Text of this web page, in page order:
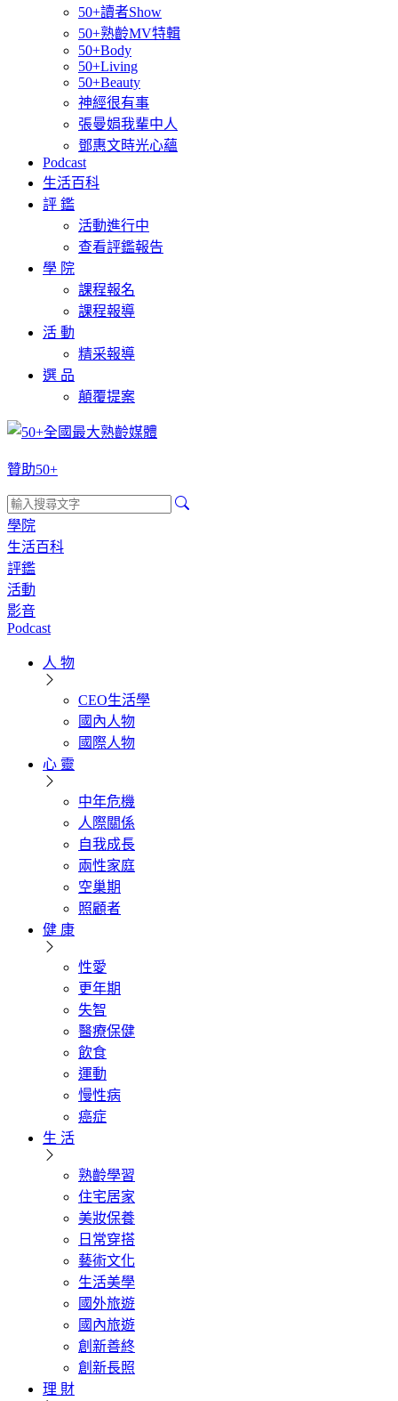
50+讀者Show
50+熟齡MV特輯
50+Body
50+Living
50+Beauty
神經很有事
張曼娟我輩中人
鄧惠文時光心蘊
Podcast
生活百科
評 鑑
活動進行中
查看評鑑報告
學 院
課程報名
課程報導
活 動
精采報導
選 品
顛覆提案
贊助50+
學院
生活百科
評鑑
活動
影音
Podcast
人 物
CEO生活學
國內人物
國際人物
心 靈
中年危機
人際關係
自我成長
兩性家庭
空巢期
照顧者
健 康
性愛
更年期
失智
醫療保健
飲食
運動
慢性病
癌症
生 活
熟齡學習
住宅居家
美妝保養
日常穿搭
藝術文化
生活美學
國外旅遊
國內旅遊
創新善終
創新長照
理 財